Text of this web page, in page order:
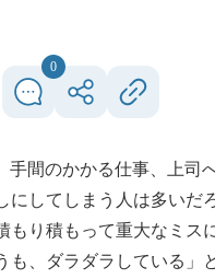
0
間のかかる仕事、上司
にしてしまう人は多いだ
もり積もって重大なミス
も、ダラダラしている」